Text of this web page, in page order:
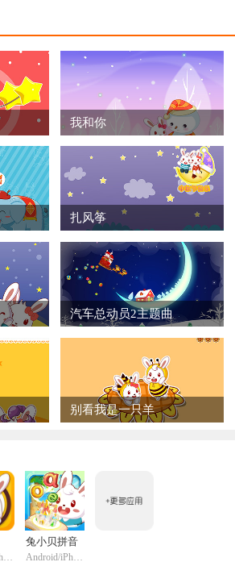
我和你
扎风筝
汽车总动员2主题曲
别看我是一只羊
Android/iPhone/iPadi
兔小贝拼音
Android/iPhone/iPadi